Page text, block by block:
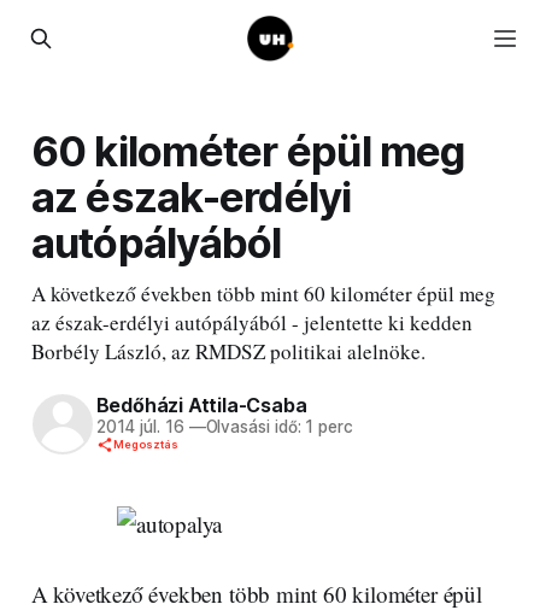
60 kilométer épül meg
az észak-erdélyi
autópályából
A következő években több mint 60 kilométer épül meg
az észak-erdélyi autópályából - jelentette ki kedden
Borbély László, az RMDSZ politikai alelnöke.
Bedőházi Attila-Csaba
2014 júl. 16 —Olvasási idő: 1 perc
Megosztás
A következő években több mint 60 kilométer épül